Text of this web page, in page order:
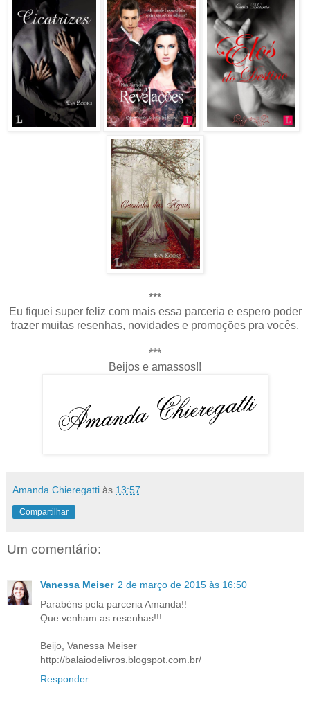
***
Eu fiquei super feliz com mais essa parceria e espero poder
trazer muitas resenhas, novidades e promoções pra vocês.
***
Beijos e amassos!!
Amanda Chieregatti às 13:57
Compartilhar
Um comentário:
Vanessa Meiser 2 de março de 2015 às 16:50
Parabéns pela parceria Amanda!!
Que venham as resenhas!!!
Beijo, Vanessa Meiser
http://balaiodelivros.blogspot.com.br/
Responder